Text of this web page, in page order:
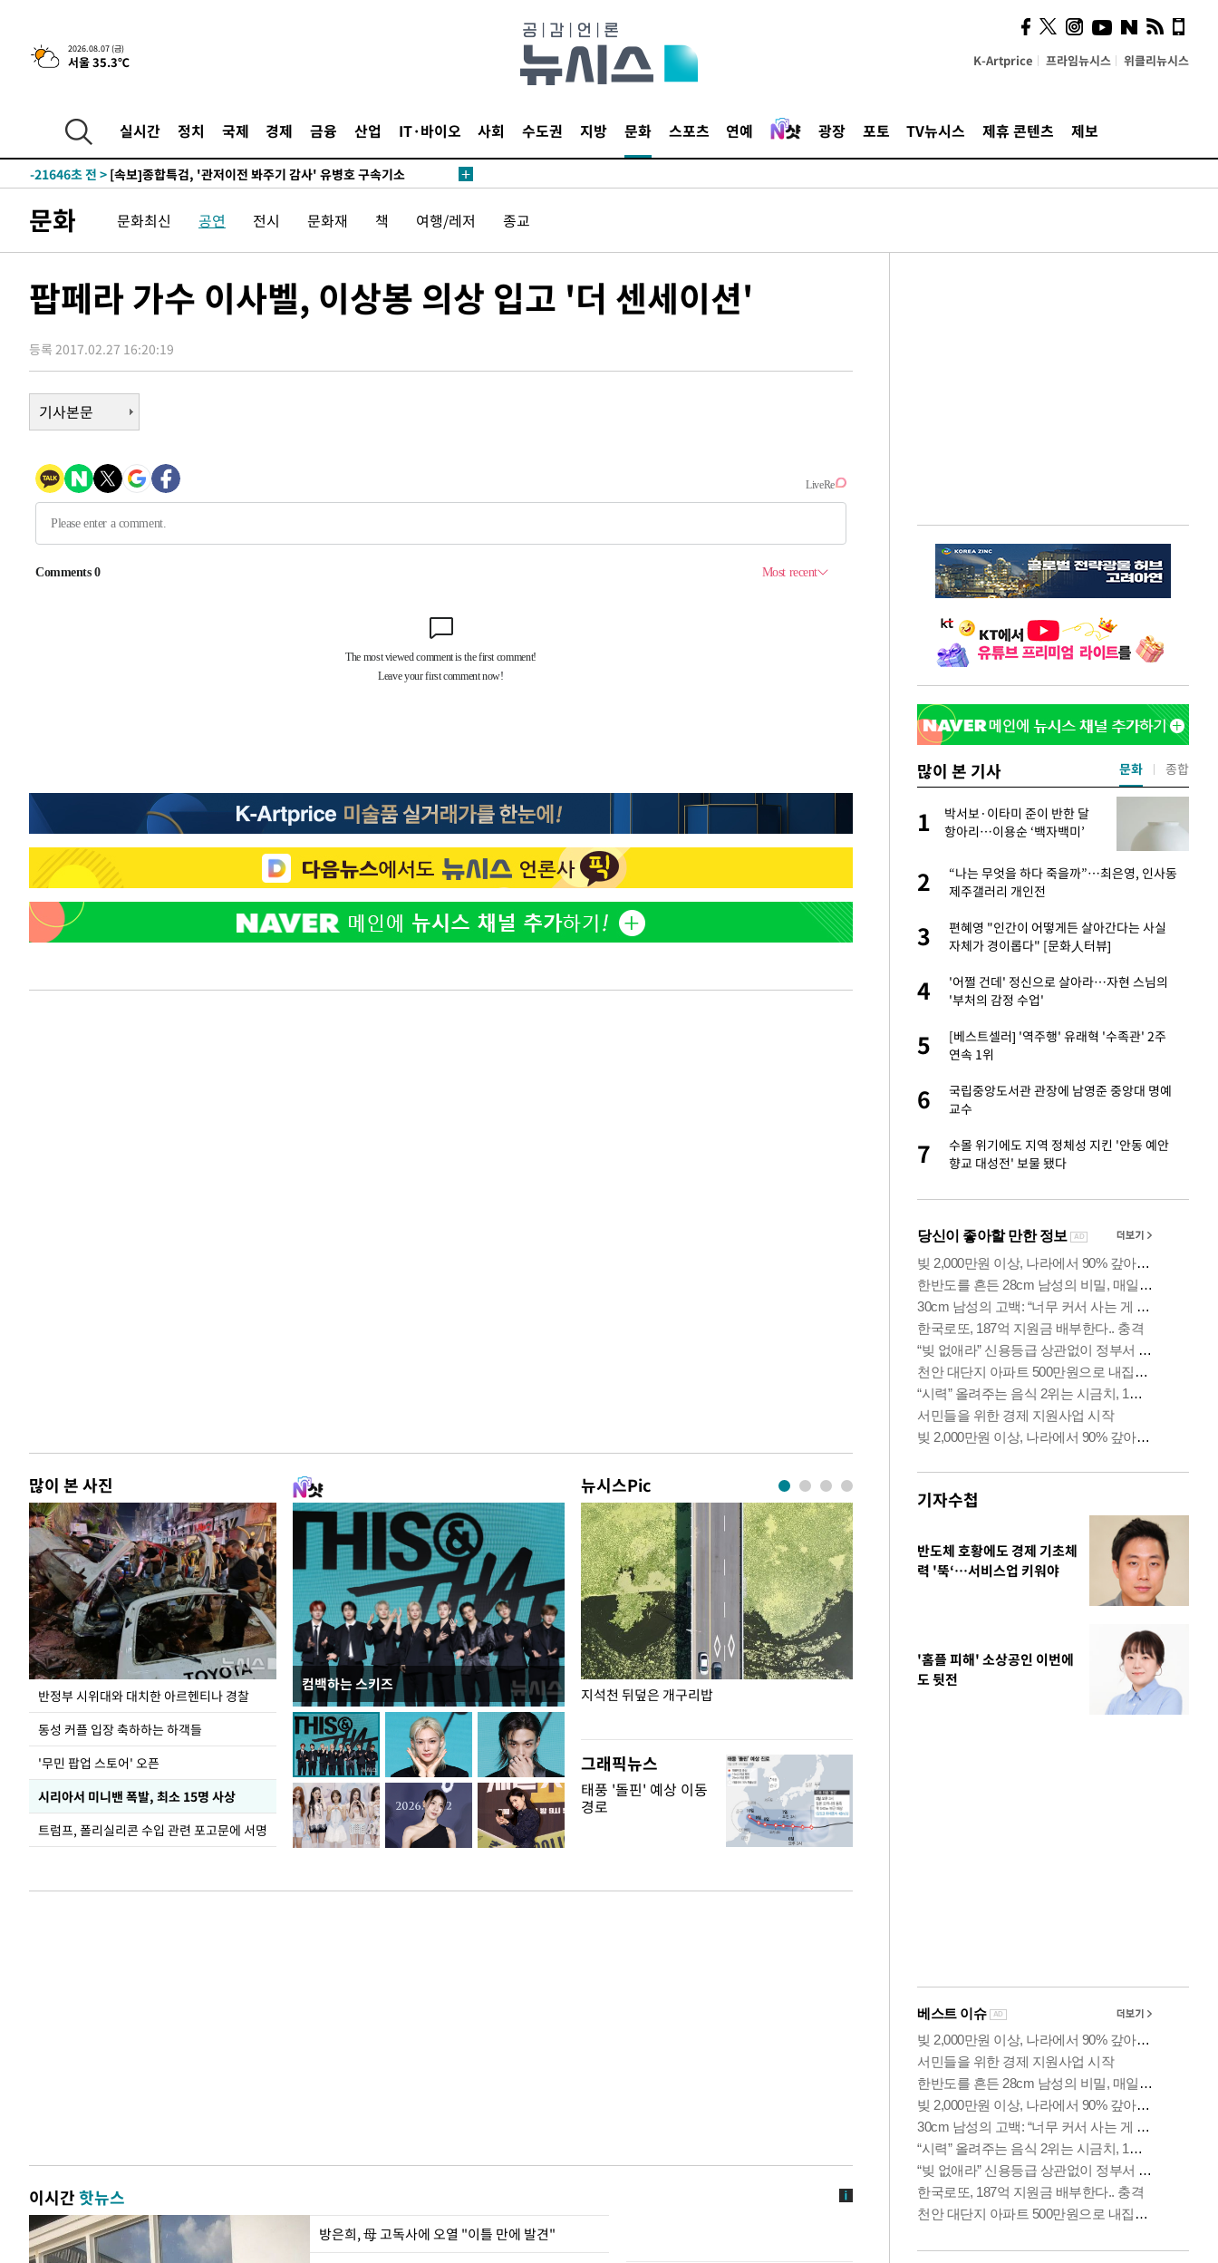
2026.08.07 (금)
서울 35.3℃ K-Artprice 프라임뉴시스 위클리뉴시스
실시간 정치 국제 경제 금융 산업 IT·바이오 사회 수도권 지방 문화 스포츠 연예 광장 포토 TV뉴시스 제휴 콘텐츠 제보
-582초 전 > [속보] 뉴욕증시, 일제 하락 마감…나스닥 0.06%↓
-24620초 전 >
[속보] 7월 중국 수출 23.9%↑ 수입 27.5%↑…무역총액
25.3%↑
-21780초 전 >
-21646초 전 > [속보]종합특검, '관저이전 봐주기 감사' 유병호 구속기소
-17496초 전 >
[속보]'300억원대 사기 혐의' 차가원 대표 구속 송치
-16690초 전 >"미 전국적 살모네라 식중독 원인은 멕시코산 할라피뇨"-- CDC
-15084초 전 >[속보]합수본, '투표율 허위 입력' 중앙·서울·경기도 선관위 등 9곳
-14635초 전 >[속보]삼성전자·SK하이닉스 동반 강보합…1%대 상승 출발
-14621초 전 >[속보]코스닥, 5.95포인트(0.74%) 상승한 807.62개장
-14589초 전 >
-11754초 전 >시리아 다마스쿠스 교외에서 미니버스 폭발.. 14명 부상, 3명은 중
-6016초 전 > 이란, 호르무즈서 "적국 목표물들"과 대치로 남부 케슘섬에서 두차
례 큰 폭발음
-4731초 전 >[속보]美, 폴리실리콘 수입 규제…파생제품 15% 관세, 120일 후 발
-2882초 전 >[속보]트럼프, 美 원정출산 금지 행정명령 서명
-29295초 전 >
[속보]종합특검, '관저이전 봐주기 감사' 유병호 구속기소
민주 콩고 에볼라환자 4천명 돌파, 4053명 발생 1850명 사망
압수수색
-14839초 전 >
[속보]원·달러 환율, 오전 9시 1423.8원
-14635초 전 >[속보]삼성전자·SK하이닉스 동반 강보합…1%대 상승 출발
-14621초 전 >
[속보]코스닥, 5.95포인트(0.74%) 상승한 807.62개장
-14589초 전 >[속보]코스피, 6300선 재탈환…1.09% 오른 6365.07 개장
-11754초 전 >
시리아 다마스쿠스 교외에서 미니버스 폭발.. 14명 부상, 3명은 중
-11052초 전 >
입추에도 극한더위…서울 낮 39도 '폭염중대경보'
-4731초 전 >[속보]美, 폴리실리콘 수입 규제…파생제품 15% 관세, 120일 후 발
문화 문화최신 공연 전시 문화재 책 여행/레저 종교
팝페라 가수 이사벨, 이상봉 의상 입고 '더 센세이션'
등록 2017.02.27 16:20:19
기사본문
많이 본 사진
반정부 시위대와 대치한 아르헨티나 경찰
동성 커플 입장 축하하는 하객들
'무민 팝업 스토어' 오픈
시리아서 미니밴 폭발, 최소 15명 사상
트럼프, 폴리실리콘 수입 관련 포고문에 서명
컴백하는 스키즈
뉴시스Pic
"우리 결혼했어요" 네덜란드서 동성 커플 결혼식
열려
지석천 뒤덮은 개구리밥
정동영, 北 '조선' 호명 관련 "공론화·국민여론 성이 대통령, 軍
여
그래픽뉴스
태풍 '돌핀' 예상 이동
경로
이시간핫뉴스
방은희, 母 고독사에 오열 "이틀 만에 발견"
많이 본 기사
전현무 "전 연인 집착에 친구
들과 연락 끊어"
2
다"…707 출신 女유튜버 '완벽 소화'
3
"서장훈, 28억에 산 서초 건물 450억에 매물
로"
4
1
박서보·이타미 준이 반한 달
항아리…이용순 ‘백자백미’
2
“나는 무엇을 하다 죽을까”…최은영, 인사동
제주갤러리 개인전
3
편혜영 "인간이 어떻게든 살아간다는 사실
자체가 경이롭다" [문화人터뷰]
4
'어쩔 건데' 정신으로 살아라…자현 스님의
'부처의 감정 수업'
5
[베스트셀러] '역주행' 유래혁 '수족관' 2주
연속 1위
6
국립중앙도서관 관장에 남영준 중앙대 명예
교수
7
수몰 위기에도 지역 정체성 지킨 '안동 예안
향교 대성전' 보물 됐다
문화 종합
기자수첩
반도체 호황에도 경제 기초체
력 '뚝‘…서비스업 키워야
'홈플 피해' 소상공인 이번에
도 뒷전